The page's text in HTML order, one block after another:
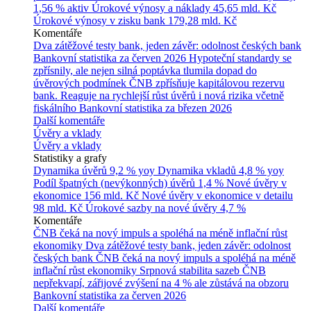
1,56 % aktiv Úrokové výnosy a náklady 45,65 mld. Kč
Úrokové výnosy v zisku bank 179,28 mld. Kč
Komentáře
Dva zátěžové testy bank, jeden závěr: odolnost českých bank
Bankovní statistika za červen 2026 Hypoteční standardy se
zpřísnily, ale nejen silná poptávka tlumila dopad do
úvěrových podmínek ČNB zpřísňuje kapitálovou rezervu
bank. Reaguje na rychlejší růst úvěrů i nová rizika včetně
fiskálního Bankovní statistika za březen 2026
Další komentáře
Úvěry a vklady
Úvěry a vklady
Statistiky a grafy
Dynamika úvěrů 9,2 % yoy Dynamika vkladů 4,8 % yoy
Podíl špatných (nevýkonných) úvěrů 1,4 % Nové úvěry v
ekonomice 156 mld. Kč Nové úvěry v ekonomice v detailu
98 mld. Kč Úrokové sazby na nové úvěry 4,7 %
Komentáře
ČNB čeká na nový impuls a spoléhá na méně inflační růst
ekonomiky Dva zátěžové testy bank, jeden závěr: odolnost
českých bank ČNB čeká na nový impuls a spoléhá na méně
inflační růst ekonomiky Srpnová stabilita sazeb ČNB
nepřekvapí, zářijové zvýšení na 4 % ale zůstává na obzoru
Bankovní statistika za červen 2026
Další komentáře